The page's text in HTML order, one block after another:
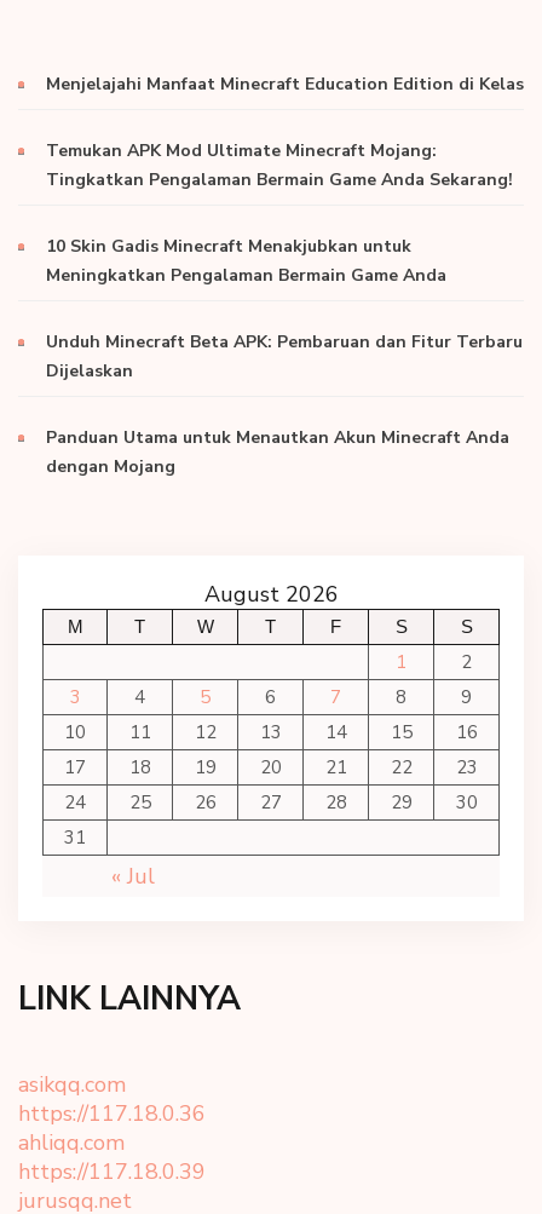
Menjelajahi Manfaat Minecraft Education Edition di Kelas
Temukan APK Mod Ultimate Minecraft Mojang:
Tingkatkan Pengalaman Bermain Game Anda Sekarang!
10 Skin Gadis Minecraft Menakjubkan untuk
Meningkatkan Pengalaman Bermain Game Anda
Unduh Minecraft Beta APK: Pembaruan dan Fitur Terbaru
Dijelaskan
Panduan Utama untuk Menautkan Akun Minecraft Anda
dengan Mojang
August 2026
M T W T F S S
1
2
3
4 5 6 7 8
9
10
11 12 13 14 15
16
17
18 19 20 21 22
23
24
25 26 27 28 29
30
31
« Jul
LINK LAINNYA
asikqq.com
https://117.18.0.36
ahliqq.com
https://117.18.0.39
jurusqq.net